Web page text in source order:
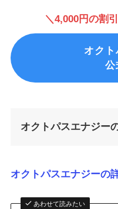
＼4,000円の割
オク
公
オクトパスエナジー
オクトパスエナジーの
あわせて読みたい